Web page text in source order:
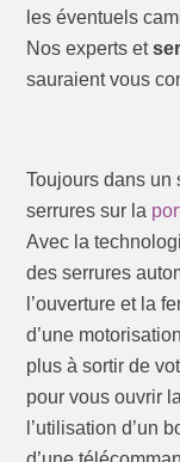
les éventuels
Nos experts et
sauraient vous
Toujours dans un
serrures sur la
Avec la
des serrures
l’ouverture et la
d’une
plus à sortir de
pour vous ouvrir
l’utilisation d’un